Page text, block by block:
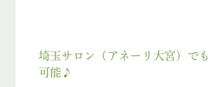
埼玉サロン（アネーリ大宮）で
可能♪